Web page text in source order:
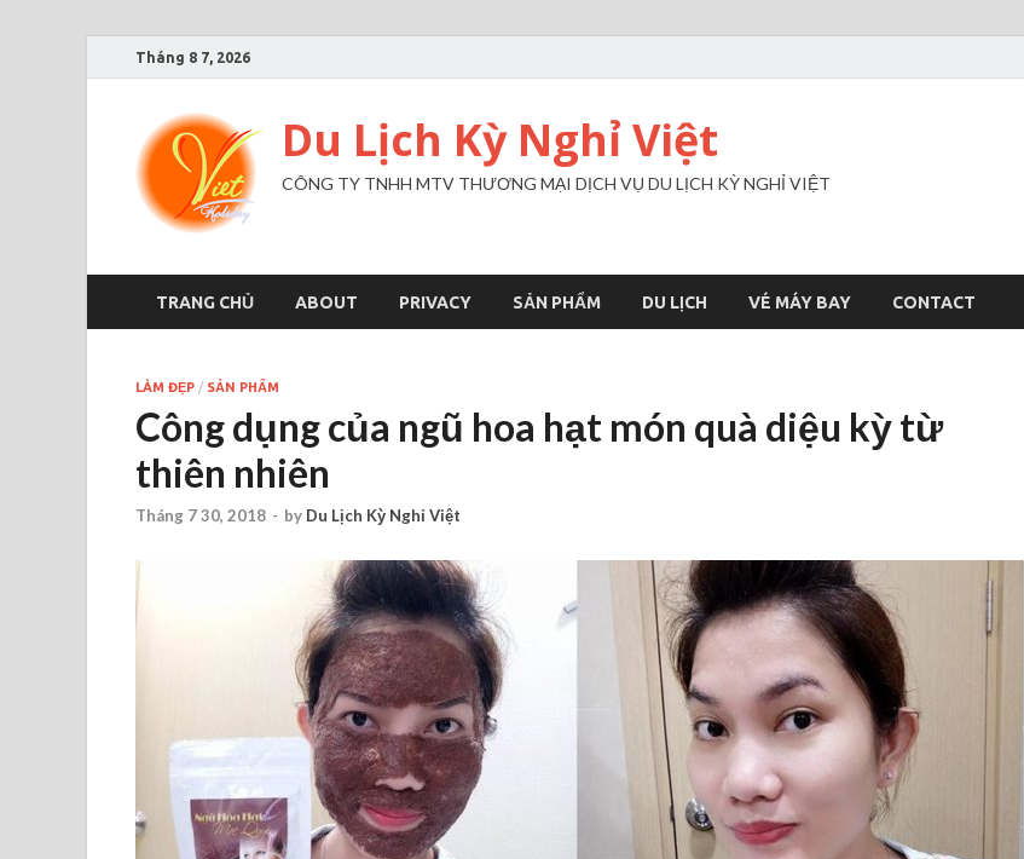
Tháng 8 7, 2026
Du Lịch Kỳ Nghỉ Việt
CÔNG TY TNHH MTV THƯƠNG MẠI DỊCH VỤ DU LỊCH KỲ NGHỈ VIỆT
TRANG CHỦ ABOUT PRIVACY SẢN PHẨM DU LỊCH VÉ MÁY BAY CONTACT
LÀM ĐẸP / SẢN PHẨM
Công dụng của ngũ hoa hạt món quà diệu kỳ từ
thiên nhiên
Tháng 7 30, 2018 - by Du Lịch Kỳ Nghỉ Việt